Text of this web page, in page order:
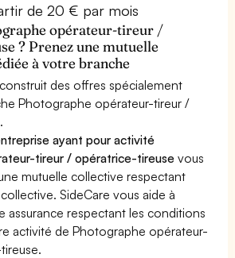
de 20 € par mois
opérateur-tireur /
? Prenez une mutuelle
à votre branche
des offres spécialement
Photographe opérateur-tireur /
ayant pour activité
tireur / opératrice-tireusevous
mutuelle collective respectant
SideCare vous aide à
assurance respectant les conditions
activité de Photographe opérateur-